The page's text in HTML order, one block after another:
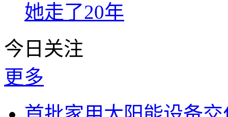
她走了20年
今日关注
更多